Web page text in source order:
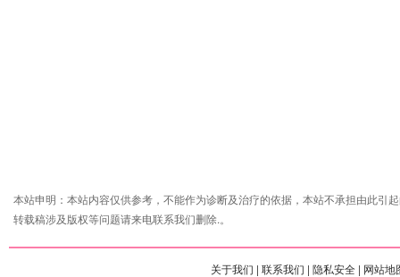
本站申明：本站内容仅供参考，不能作为诊断及治疗的依据，本站不承担由此引
转载稿涉及版权等问题请来电联系我们删除.。
关于我们 | 联系我们 | 隐私安全 | 网站地